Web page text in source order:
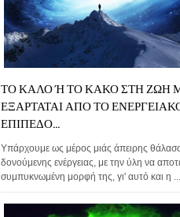
ΤΟ ΚΑΛΟ Ή ΤΟ ΚΑΚΟ ΣΤΗ ΖΩΗ
ΕΞΑΡΤΑΤΑΙ ΑΠΟ ΤΟ
ΕΠΙΠΕΔΟ...
Υπάρχουμε ως μέρος μιάς άπειρης
δονούμενης ενέργειας, με την ύλη να
συμπυκνωμένη μορφή της, γι' αυτό και η ...